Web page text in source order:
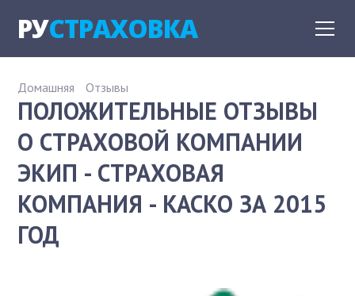
РУСТРАХОВКА
Домашняя Отзывы
ПОЛОЖИТЕЛЬНЫЕ ОТЗЫВЫ
О СТРАХОВОЙ КОМПАНИИ
ЭКИП - СТРАХОВАЯ
КОМПАНИЯ - КАСКО ЗА 2015
ГОД